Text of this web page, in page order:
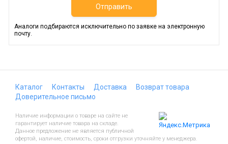
Отправить
Аналоги подбираются исключительно по заявке на электронную
почту.
Каталог Контакты Доставка
Возврат товара
Доверительное письмо
Наличие информации о товаре на сайте не
гарантирует наличие товара на складе.
Данное предложение не является публичной
офертой, наличие, стоимость, сроки отгрузки уточняйте у менеджера.